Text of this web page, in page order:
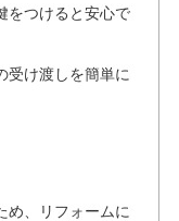
をつけると安心で
受け渡しを簡単に
め、リフォームに